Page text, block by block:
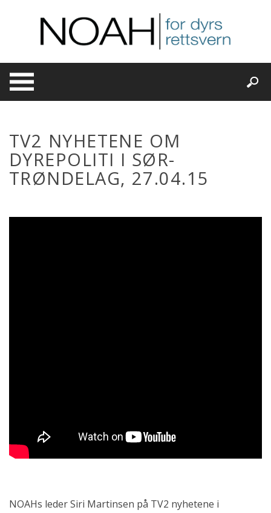
TV2 NYHETENE OM
DYREPOLITI I SØR-
TRØNDELAG, 27.04.15
NOAHs leder Siri Martinsen på TV2 nyhetene i